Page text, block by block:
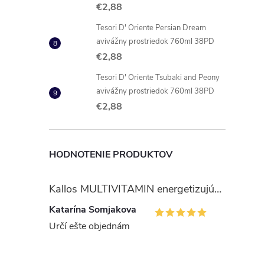
€2,88
Tesori D' Oriente Persian Dream
avivážny prostriedok 760ml 38PD
€2,88
Tesori D' Oriente Tsubaki and Peony
avivážny prostriedok 760ml 38PD
€2,88
HODNOTENIE PRODUKTOV
Kallos MULTIVITAMIN energetizujúci šampón na vlasy 1 l
Katarína Somjakova
Určí ešte objednám